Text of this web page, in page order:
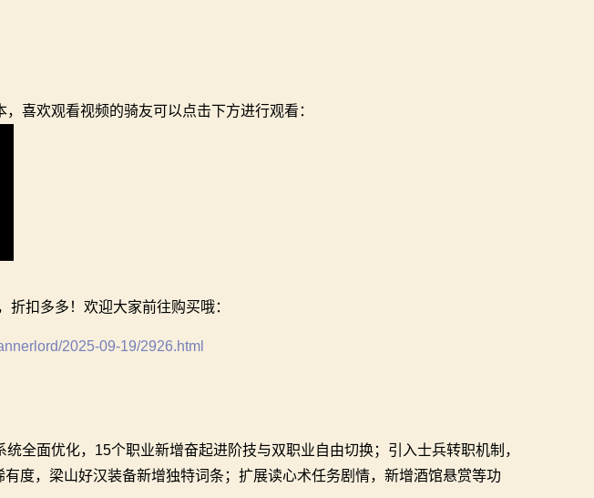
喜欢观看视频的骑友可以点击下方进行观看：
折扣多多！欢迎大家前往购买哦：
2025-09-19/2926.html
统全面优化，15个职业新增奋起进阶技与双职业自由切换；引入士兵转职机制，
度，梁山好汉装备新增独特词条；扩展读心术任务剧情，新增酒馆悬赏等功